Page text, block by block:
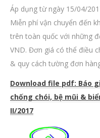
Áp dụng từ ngày 15/04/
Miễn phí vận chuyển đến
trên toàn quốc với những
VND. Đơn giá có thể điều
& quy cách tường đơn
Download file pdf: Báo
chống chói, bệ mũi &
II/2017